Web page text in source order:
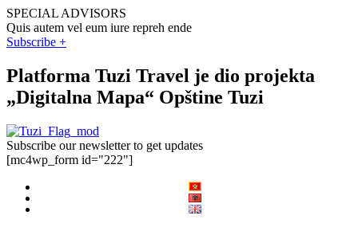
SPECIAL ADVISORS
Quis autem vel eum iure repreh ende
Subscribe +
Platforma Tuzi Travel je dio projekta
„Digitalna Mapa“ Opštine Tuzi
Subscribe our newsletter to get updates
[mc4wp_form id="222"]